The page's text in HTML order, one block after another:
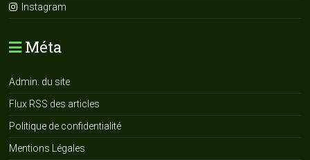
Instagram
Méta
Admin. du site
Flux RSS des articles
Politique de confidentialité
Mentions Légales